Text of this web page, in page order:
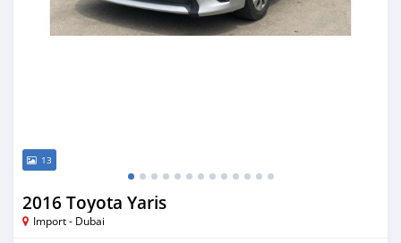
13
2016 Toyota Yaris
Import - Dubai